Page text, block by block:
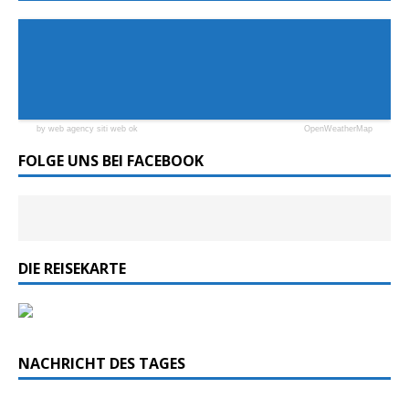
by web agency siti web ok OpenWeatherMap
FOLGE UNS BEI FACEBOOK
DIE REISEKARTE
NACHRICHT DES TAGES